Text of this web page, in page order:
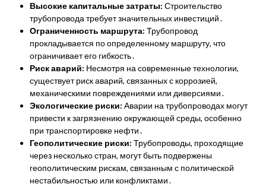
Высокие капитальные затраты: Строительство
трубопровода требует значительных инвестиций․
Ограниченность маршрута: Трубопровод
прокладывается по определенному маршруту, что
ограничивает его гибкость․
Риск аварий: Несмотря на современные технологии,
существует риск аварий, связанных с коррозией,
механическими повреждениями или диверсиями․
Экологические риски: Аварии на трубопроводах могут
привести к загрязнению окружающей среды, особенно
при транспортировке нефти․
Геополитические риски: Трубопроводы, проходящие
через несколько стран, могут быть подвержены
геополитическим рискам, связанным с политической
нестабильностью или конфликтами․